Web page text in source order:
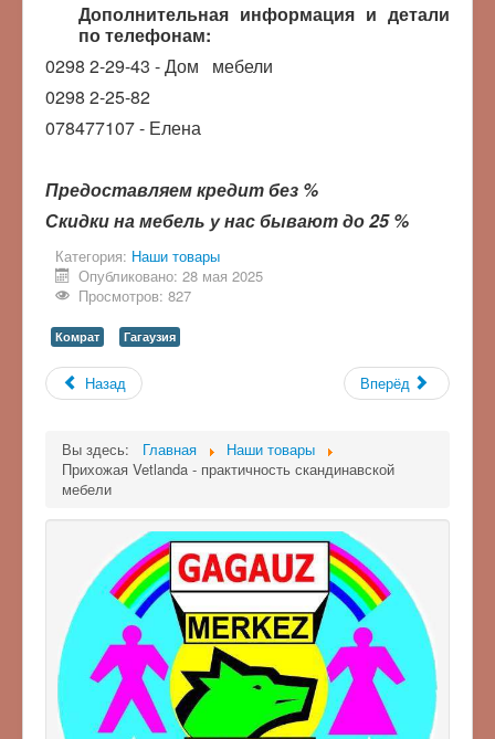
Дополнительная информация и детали
по телефонам:
0298 2-29-43 - Дом мебели
0298 2-25-82
078477107 - Елена
Предоставляем кредит без %
Скидки на мебель у нас бывают до 25 %
Категория: Наши товары
Опубликовано: 28 мая 2025
Просмотров: 827
Комрат Гагаузия
Назад Вперёд
Вы здесь: Главная
Наши товары
Прихожая Vetlanda - практичность скандинавской
мебели